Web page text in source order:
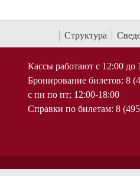
Структура
Кассы работают с 12:00 до
Бронирование билетов: 8
с пн по пт; 12:00-18:00
Справки по билетам: 8